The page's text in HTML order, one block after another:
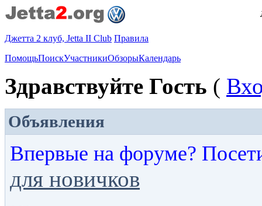
Джетта 2 клуб, Jetta II Club Правила
ПомощьПоискУчастникиОбзорыКалендарь
Здравствуйте Гость (
Объявления
Впервые на форуме?
для новичков